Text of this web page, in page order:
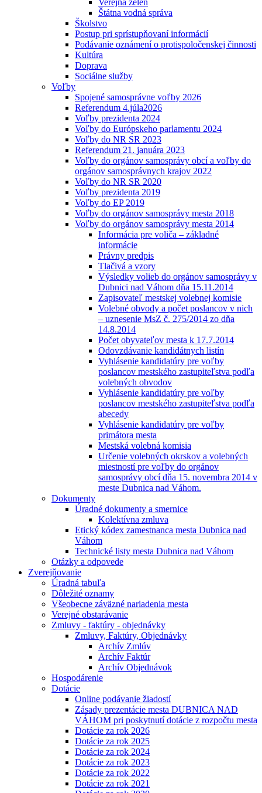
Verejná zeleň
Štátna vodná správa
Školstvo
Postup pri sprístupňovaní informácií
Podávanie oznámení o protispoločenskej činnosti
Kultúra
Doprava
Sociálne služby
Voľby
Spojené samosprávne voľby 2026
Referendum 4.júla2026
Voľby prezidenta 2024
Voľby do Európskeho parlamentu 2024
Voľby do NR SR 2023
Referendum 21. januára 2023
Voľby do orgánov samosprávy obcí a voľby do
orgánov samosprávnych krajov 2022
Voľby do NR SR 2020
Voľby prezidenta 2019
Voľby do EP 2019
Voľby do orgánov samosprávy mesta 2018
Voľby do orgánov samosprávy mesta 2014
Informácia pre voliča – základné
informácie
Právny predpis
Tlačivá a vzory
Výsledky volieb do orgánov samosprávy v
Dubnici nad Váhom dňa 15.11.2014
Zapisovateľ mestskej volebnej komisie
Volebné obvody a počet poslancov v nich
– uznesenie MsZ č. 275/2014 zo dňa
14.8.2014
Počet obyvateľov mesta k 17.7.2014
Odovzdávanie kandidátnych listín
Vyhlásenie kandidatúry pre voľby
poslancov mestského zastupiteľstva podľa
volebných obvodov
Vyhlásenie kandidatúry pre voľby
poslancov mestského zastupiteľstva podľa
abecedy
Vyhlásenie kandidatúry pre voľby
primátora mesta
Mestská volebná komisia
Určenie volebných okrskov a volebných
miestností pre voľby do orgánov
samosprávy obcí dňa 15. novembra 2014 v
meste Dubnica nad Váhom.
Dokumenty
Úradné dokumenty a smernice
Kolektívna zmluva
Etický kódex zamestnanca mesta Dubnica nad
Váhom
Technické listy mesta Dubnica nad Váhom
Otázky a odpovede
Zverejňovanie
Úradná tabuľa
Dôležité oznamy
Všeobecne záväzné nariadenia mesta
Verejné obstarávanie
Zmluvy - faktúry - objednávky
Zmluvy, Faktúry, Objednávky
Archív Zmlúv
Archív Faktúr
Archív Objednávok
Hospodárenie
Dotácie
Online podávanie žiadostí
Zásady prezentácie mesta DUBNICA NAD
VÁHOM pri poskytnutí dotácie z rozpočtu mesta
Dotácie za rok 2026
Dotácie za rok 2025
Dotácie za rok 2024
Dotácie za rok 2023
Dotácie za rok 2022
Dotácie za rok 2021